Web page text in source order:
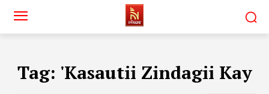
Tag: 'Kasautii Zindagii Kay